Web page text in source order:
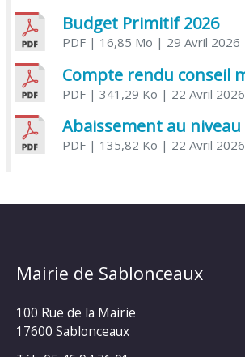
Budget Primitif 2026
PDF| 16,85 Mo | 29 Avril 2026
PDF| 341,29 Ko | 22 Avril 2026
PDF| 135,82 Ko | 22 Avril 2026
Mairie de Sablonceaux
100 Rue de la Mairie
17600 Sablonceaux